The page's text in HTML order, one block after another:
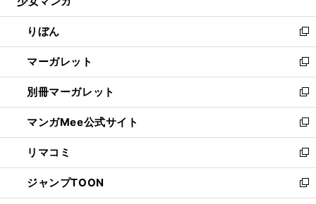
開
く
ウ
で
開
く
ン
ド
ウ
で
開
く
ウ
ィ
ン
ド
ウ
で
開
く
りぼん
新
し
い
ウ
ィ
ン
ド
ウ
で
開
く
マーガレット
新
し
い
ウ
ィ
ン
ド
ウ
で
開
別冊マーガレット
新
し
い
ウ
ィ
ン
ド
ウ
マンガMee公式サイト
新
し
い
ウ
ィ
ン
リマコミ
新
し
い
ウ
ジャンプTOON
新
し